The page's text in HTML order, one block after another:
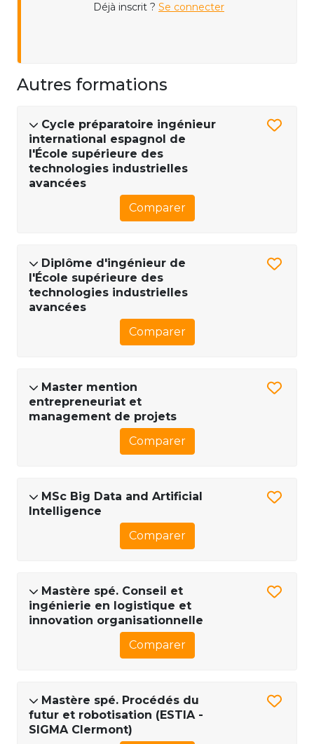
Déjà inscrit ? Se connecter
Autres formations
Cycle préparatoire ingénieur
international espagnol de
l'École supérieure des
technologies industrielles
avancées
Comparer
Diplôme d'ingénieur de
l'École supérieure des
technologies industrielles
avancées
Comparer
Master mention
entrepreneuriat et
management de projets
Comparer
MSc Big Data and Artificial
Intelligence
Comparer
Mastère spé. Conseil et
ingénierie en logistique et
innovation organisationnelle
Comparer
Mastère spé. Procédés du
futur et robotisation (ESTIA -
SIGMA Clermont)